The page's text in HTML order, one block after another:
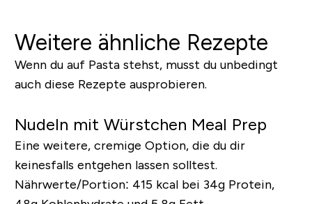
Weitere ähnliche Rezepte
Wenn du auf Pasta stehst, musst du unbedingt
auch diese Rezepte ausprobieren.
Nudeln mit Würstchen Meal Prep
Eine weitere, cremige Option, die du dir
keinesfalls entgehen lassen solltest.
Nährwerte/Portion: 415 kcal bei 34g Protein,